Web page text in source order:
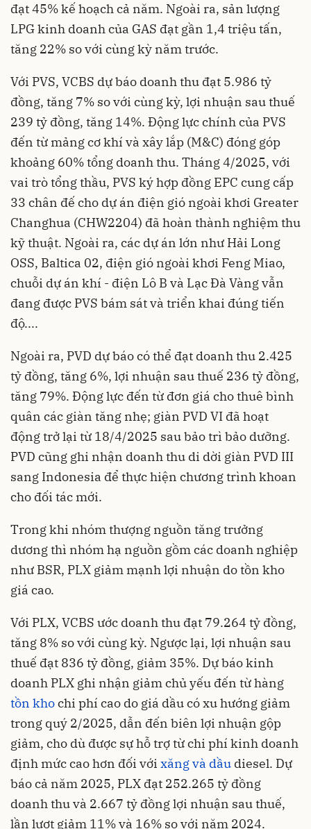
đạt 45% kế hoạch cả năm. Ngoài ra, sản lượng
LPG kinh doanh của GAS đạt gần 1,4 triệu tấn,
tăng 22% so với cùng kỳ năm trước.
Với PVS, VCBS dự báo doanh thu đạt 5.986 tỷ
đồng, tăng 7% so với cùng kỳ, lợi nhuận sau thuế
239 tỷ đồng, tăng 14%. Động lực chính của PVS
đến từ mảng cơ khí và xây lắp (M&C) đóng góp
khoảng 60% tổng doanh thu. Tháng 4/2025, với
vai trò tổng thầu, PVS ký hợp đồng EPC cung cấp
33 chân đế cho dự án điện gió ngoài khơi Greater
Changhua (CHW2204) đã hoàn thành nghiệm thu
kỹ thuật. Ngoài ra, các dự án lớn như Hải Long
OSS, Baltica 02, điện gió ngoài khơi Feng Miao,
chuỗi dự án khí - điện Lô B và Lạc Đà Vàng vẫn
đang được PVS bám sát và triển khai đúng tiến
độ....
Ngoài ra, PVD dự báo có thể đạt doanh thu 2.425
tỷ đồng, tăng 6%, lợi nhuận sau thuế 236 tỷ đồng,
tăng 79%. Động lực đến từ đơn giá cho thuê bình
quân các giàn tăng nhẹ; giàn PVD VI đã hoạt
động trở lại từ 18/4/2025 sau bảo trì bảo dưỡng.
PVD cũng ghi nhận doanh thu di dời giàn PVD III
sang Indonesia để thực hiện chương trình khoan
cho đối tác mới.
Trong khi nhóm thượng nguồn tăng trưởng
dương thì nhóm hạ nguồn gồm các doanh nghiệp
như BSR, PLX giảm mạnh lợi nhuận do tồn kho
giá cao.
Với PLX, VCBS ước doanh thu đạt 79.264 tỷ đồng,
tăng 8% so với cùng kỳ. Ngược lại, lợi nhuận sau
thuế đạt 836 tỷ đồng, giảm 35%. Dự báo kinh
doanh PLX ghi nhận giảm chủ yếu đến từ hàng
tồn khochi phí cao do giá dầu có xu hướng giảm
trong quý 2/2025, dẫn đến biên lợi nhuận gộp
giảm, cho dù được sự hỗ trợ từ chi phí kinh doanh
định mức cao hơn đối với xăng và dầu diesel. Dự
báo cả năm 2025, PLX đạt 252.265 tỷ đồng
doanh thu và 2.667 tỷ đồng lợi nhuận sau thuế,
lần lượt giảm 11% và 16% so với năm 2024.